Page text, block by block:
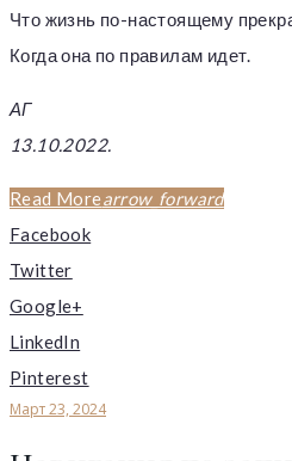
Что жизнь по-настоящему
Когда она по правилам идет.
АГ
13.10.2022.
Read Morearrow_forward
Facebook
Twitter
Google+
LinkedIn
Pinterest
Март 23, 2024